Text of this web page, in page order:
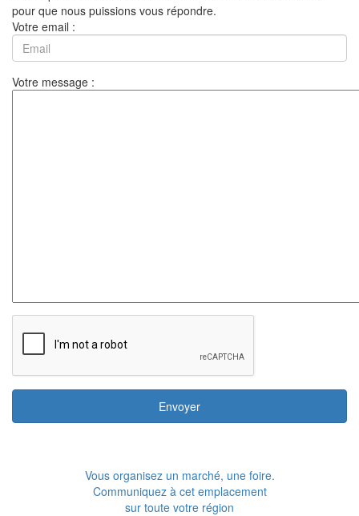
pour que nous puissions vous répondre.
Votre email :
Votre message :
Envoyer
Vous organisez un marché, une foire.
Communiquez à cet emplacement
sur toute votre région